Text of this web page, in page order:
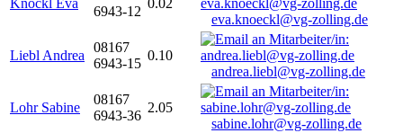
Knöckl Eva
6943-12
0.02
eva.knoeckl@vg-zolling.de
Liebl Andrea
08167
6943-15
0.10
andrea.liebl@vg-zolling.de
Lohr Sabine
08167
6943-36
2.05
sabine.lohr@vg-zolling.de